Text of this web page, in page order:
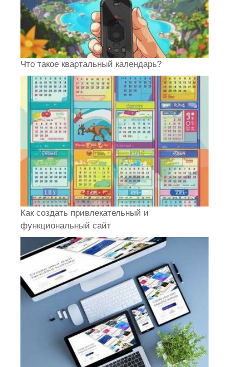
Что такое квартальный календарь?
Как создать привлекательный и
функциональный сайт